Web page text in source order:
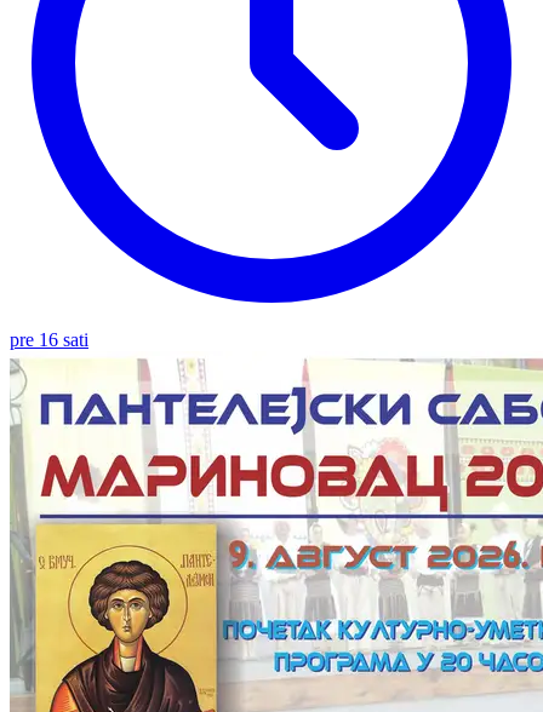
pre 16 sati